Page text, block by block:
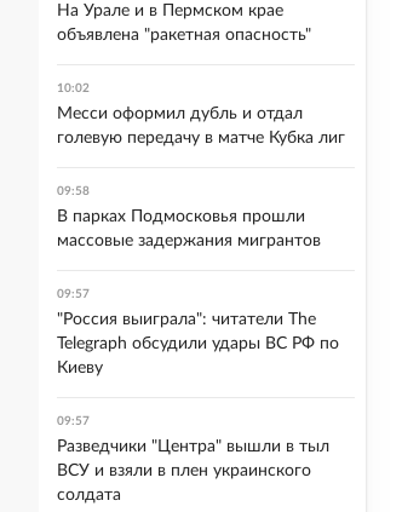
На Урале и в Пермском крае
объявлена "ракетная опасность"
10:02
Месси оформил дубль и отдал
голевую передачу в матче Кубка лиг
09:58
В парках Подмосковья прошли
массовые задержания мигрантов
09:57
"Россия выиграла": читатели The
Telegraph обсудили удары ВС РФ по
Киеву
09:57
Разведчики "Центра" вышли в тыл
ВСУ и взяли в плен украинского
солдата